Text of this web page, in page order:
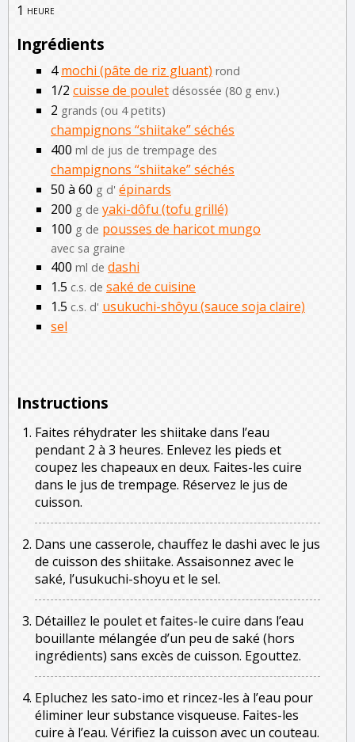
1 heure
Ingrédients
4 mochi (pâte de riz gluant) rond
1/2 cuisse de poulet désossée (80 g env.)
2 grands (ou 4 petits)
champignons “shiitake” séchés
400 ml de jus de trempage des
champignons “shiitake” séchés
50 à 60 g d' épinards
200 g de yaki-dôfu (tofu grillé)
100 g de pousses de haricot mungo
avec sa graine
400 ml de dashi
1.5 c.s. de saké de cuisine
1.5 c.s. d' usukuchi-shôyu (sauce soja claire)
sel
Instructions
Faites réhydrater les shiitake dans l’eau
pendant 2 à 3 heures. Enlevez les pieds et
coupez les chapeaux en deux. Faites-les cuire
dans le jus de trempage. Réservez le jus de
cuisson.
Dans une casserole, chauffez le dashi avec le jus
de cuisson des shiitake. Assaisonnez avec le
saké, l’usukuchi-shoyu et le sel.
Détaillez le poulet et faites-le cuire dans l’eau
bouillante mélangée d’un peu de saké (hors
ingrédients) sans excès de cuisson. Egouttez.
Epluchez les sato-imo et rincez-les à l’eau pour
éliminer leur substance visqueuse. Faites-les
cuire à l’eau. Vérifiez la cuisson avec un couteau.